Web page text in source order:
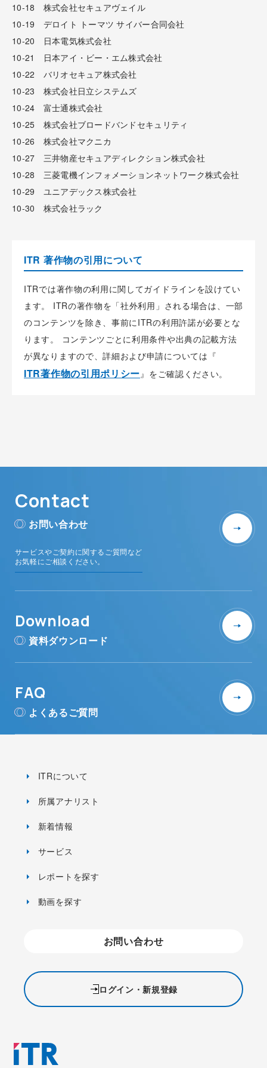
10-18 株式会社セキュアヴェイル
10-19 デロイト トーマツ サイバー合同会社
10-20 日本電気株式会社
10-21 日本アイ・ビー・エム株式会社
10-22 バリオセキュア株式会社
10-23 株式会社日立システムズ
10-24 富士通株式会社
10-25 株式会社ブロードバンドセキュリティ
10-26 株式会社マクニカ
10-27 三井物産セキュアディレクション株式会社
10-28 三菱電機インフォメーションネットワーク株式会社
10-29 ユニアデックス株式会社
10-30 株式会社ラック
ITR 著作物の引用について
ITRでは著作物の利用に関してガイドラインを設けてい
ます。 ITRの著作物を「社外利用」される場合は、一部
のコンテンツを除き、事前にITRの利用許諾が必要とな
ります。 コンテンツごとに利用条件や出典の記載方法
が異なりますので、詳細および申請については『
ITR著作物の引用ポリシー 』をご確認ください。
Contact
お問い合わせ
サービスやご契約に関するご質問など
お気軽にご相談ください。
Download
資料ダウンロード
FAQ
よくあるご質問
ITRについて
所属アナリスト
新着情報
サービス
レポートを探す
動画を探す
お問い合わせ
ログイン・新規登録